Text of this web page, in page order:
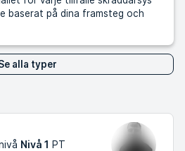
baserat på dina framsteg och
alla typer
Nivå 1 PT